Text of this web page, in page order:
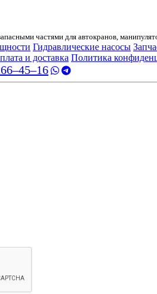
частями для автокранов,
Гидравлические насосы
и доставка Политика